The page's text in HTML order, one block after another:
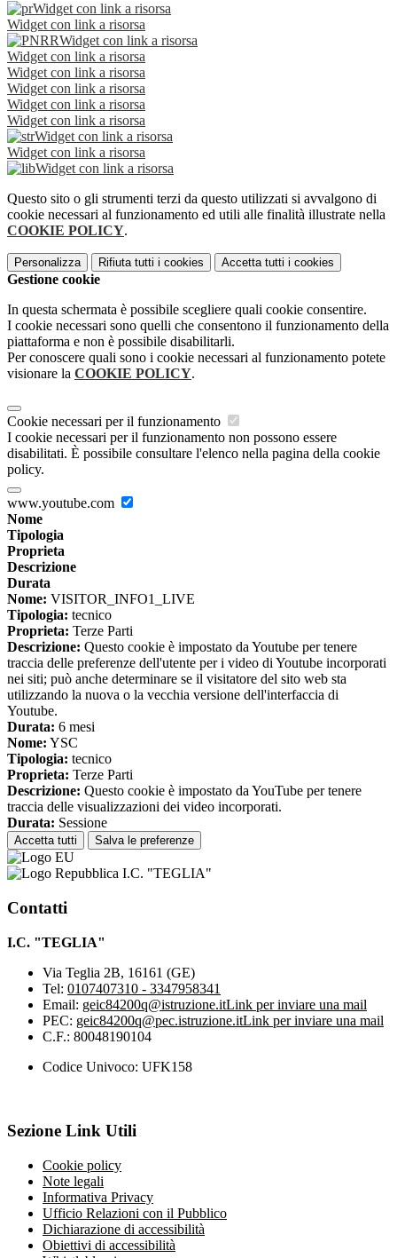
Widget con link a risorsa
Widget con link a risorsa
Widget con link a risorsa
Widget con link a risorsa
Widget con link a risorsa
Widget con link a risorsa
Widget con link a risorsa
Widget con link a risorsa
Widget con link a risorsa
Widget con link a risorsa
Widget con link a risorsa
Questo sito o gli strumenti terzi da questo utilizzati si avvalgono di
cookie necessari al funzionamento ed utili alle finalità illustrate nella
COOKIE POLICY.
Personalizza Rifiuta tutti i cookies Accetta tutti i cookies
Gestione cookie
In questa schermata è possibile scegliere quali cookie consentire.
I cookie necessari sono quelli che consentono il funzionamento della
piattaforma e non è possibile disabilitarli.
Per conoscere quali sono i cookie necessari al funzionamento potete
visionare la COOKIE POLICY.
Cookie necessari per il funzionamento
I cookie necessari per il funzionamento non possono essere
disabilitati. È possibile consultare l'elenco nella pagina della cookie
policy.
www.youtube.com
Nome
Tipologia
Proprieta
Descrizione
Durata
Nome: VISITOR_INFO1_LIVE
Tipologia: tecnico
Proprieta: Terze Parti
Descrizione: Questo cookie è impostato da Youtube per tenere
traccia delle preferenze dell'utente per i video di Youtube incorporati
nei siti; può anche determinare se il visitatore del sito web sta
utilizzando la nuova o la vecchia versione dell'interfaccia di
Youtube.
Durata: 6 mesi
Nome: YSC
Tipologia: tecnico
Proprieta: Terze Parti
Descrizione: Questo cookie è impostato da YouTube per tenere
traccia delle visualizzazioni dei video incorporati.
Durata: Sessione
Accetta tutti Salva le preferenze
I.C. "TEGLIA"
Contatti
I.C. "TEGLIA"
Via Teglia 2B, 16161 (GE)
Tel: 0107407310 - 3347958341
Email: geic84200q@istruzione.itLink per inviare una mail
PEC: geic84200q@pec.istruzione.itLink per inviare una mail
C.F.: 80048190104
Codice Univoco: UFK158
Sezione Link Utili
Cookie policy
Note legali
Informativa Privacy
Ufficio Relazioni con il Pubblico
Dichiarazione di accessibilità
Obiettivi di accessibilità